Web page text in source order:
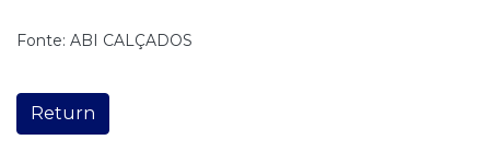
Fonte: ABI CALÇADOS
Return